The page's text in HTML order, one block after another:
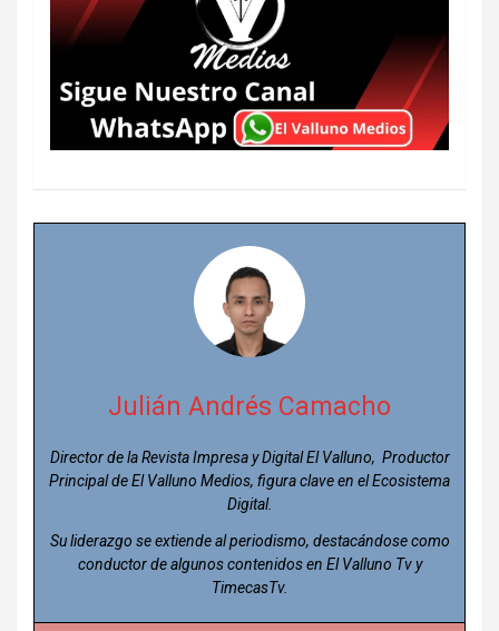
Julián Andrés Camacho
Director de la Revista Impresa y Digital El Valluno, Productor
Principal de El Valluno Medios, figura clave en el Ecosistema
Digital.
Su liderazgo se extiende al periodismo, destacándose como
conductor de algunos contenidos en El Valluno Tv y
TimecasTv.